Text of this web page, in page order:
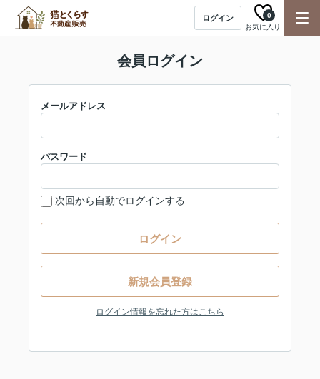
ログイン
お気に入り
0
会員ログイン
メールアドレス
パスワード
次回から自動でログインする
ログイン
新規会員登録
ログイン情報を忘れた方はこちら